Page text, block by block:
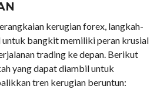
kerugian forex, langkah-
untuk bangkit memiliki peran krusial
trading ke depan. Berikut
yang dapat diambil untuk
tren kerugian beruntun: